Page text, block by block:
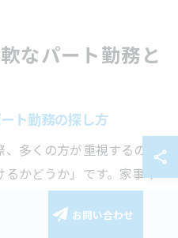
なパート勤務と
ト勤務の探し方
多くの方が重視するのが
かどうか」です。家事や
わせて働ける職場を見つ
ト欄を細かくチェックす
お問い合わせ